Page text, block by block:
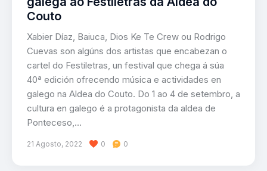
Couto
Xabier Díaz, Baiuca, Dios Ke Te Crew ou Rodrigo
Cuevas son algúns dos artistas que encabezan o
cartel do Festiletras, un festival que chega á súa
40ª edición ofrecendo música e actividades en
galego na Aldea do Couto. Do 1 ao 4 de setembro, a
cultura en galego é a protagonista da aldea de
Ponteceso,…
21 Agosto, 2022 0 0